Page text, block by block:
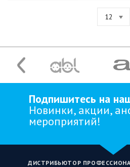
12
Подпишитесь на
Новинки, акции,
мероприятий!
ДИСТРИБЬЮТОР